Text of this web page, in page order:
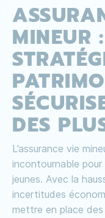
MINEUR
DES
L’assurance vie
incontournable pour
jeunes. Avec la
incertitudes
mettre en place